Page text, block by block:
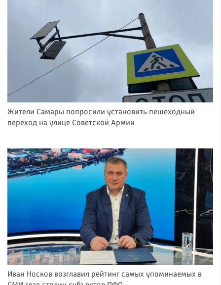
Жители Самары попросили установить пешеходный
переход на улице Советской Армии
Иван Носков возглавил рейтинг самых упоминаемых в